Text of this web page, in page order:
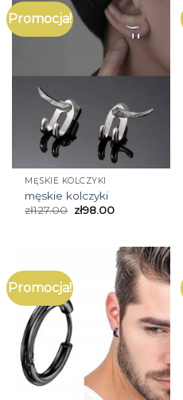
Promocja!
MĘSKIE KOLCZYKI
męskie kolczyki
zł127.00 zł98.00
Promocja!